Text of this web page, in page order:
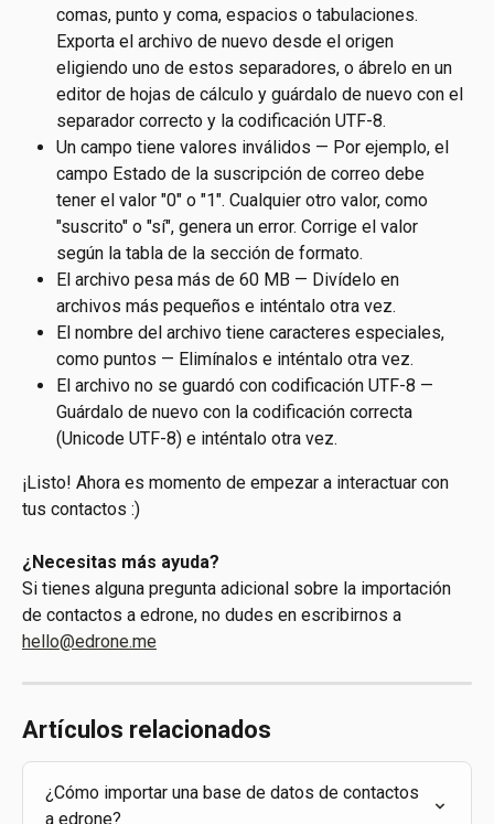
comas, punto y coma, espacios o tabulaciones.
Exporta el archivo de nuevo desde el origen
eligiendo uno de estos separadores, o ábrelo en un
editor de hojas de cálculo y guárdalo de nuevo con el
separador correcto y la codificación UTF-8.
Un campo tiene valores inválidos — Por ejemplo, el
campo Estado de la suscripción de correo debe
tener el valor "0" o "1". Cualquier otro valor, como
"suscrito" o "sí", genera un error. Corrige el valor
según la tabla de la sección de formato.
El archivo pesa más de 60 MB — Divídelo en
archivos más pequeños e inténtalo otra vez.
El nombre del archivo tiene caracteres especiales,
como puntos — Elimínalos e inténtalo otra vez.
El archivo no se guardó con codificación UTF-8 —
Guárdalo de nuevo con la codificación correcta
(Unicode UTF-8) e inténtalo otra vez.
¡Listo! Ahora es momento de empezar a interactuar con
tus contactos :)
¿Necesitas más ayuda?
Si tienes alguna pregunta adicional sobre la importación
de contactos a edrone, no dudes en escribirnos a
hello@edrone.me
Artículos relacionados
¿Cómo importar una base de datos de contactos
a edrone?